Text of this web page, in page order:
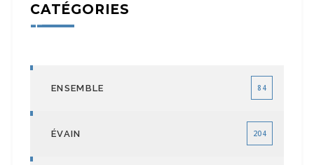
CATÉGORIES
ENSEMBLE 84
ÉVAIN 204